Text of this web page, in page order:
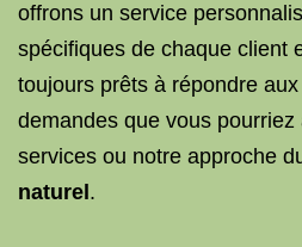
offrons un service
spécifiques de chaque client
toujours prêts à répondre
demandes que vous
services ou notre approche
naturel .